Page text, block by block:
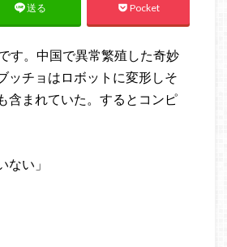
送る Pocket
す。中国で異常繁殖した奇妙
ッチョはロボットに変形しそ
含まれていた。するとコンピ
い」